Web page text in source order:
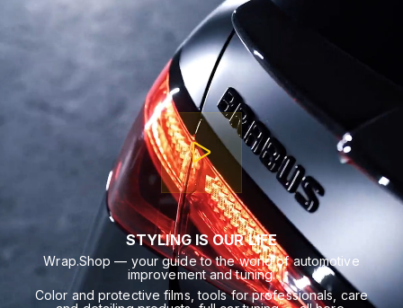
STYLING IS OUR LIFE
Wrap.Shop — your guide to the world of automotive
improvement and tuning.
Color and protective films, tools for professionals, care